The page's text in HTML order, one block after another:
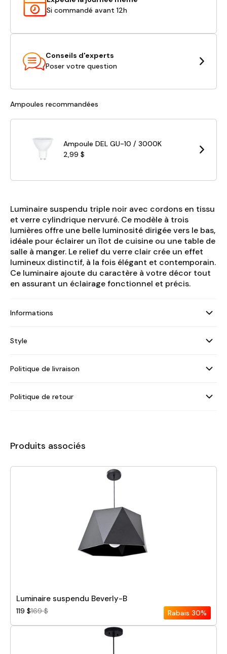
Si commandé avant 12h
Conseils d'experts
Poser votre question
Ampoules recommandées
Ampoule DEL GU-10 / 3000K
2,99 $
Luminaire suspendu triple noir avec cordons en tissu
et verre cylindrique nervuré. Ce modèle à trois
lumières offre une belle luminosité dirigée vers le bas,
idéale pour éclairer un îlot de cuisine ou une table de
salle à manger. Le relief du verre clair crée un effet
lumineux distinctif, à la fois élégant et contemporain.
Ce luminaire ajoute du caractère à votre décor tout
en assurant un éclairage fonctionnel et précis.
Informations
Style
Politique de livraison
Politique de retour
Produits associés
Luminaire suspendu Beverly-B
119 $169 $ Rabais 30%